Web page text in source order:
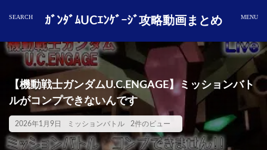
ｶﾞﾝﾀﾞﾑUCｴﾝｹﾞｰｼﾞ攻略動画まとめ
【機動戦士ガンダムU.C.ENGAGE】ミッションバト
ルがコンプできないんです
2026年1月9日 ミッションバトル 2件のビュー